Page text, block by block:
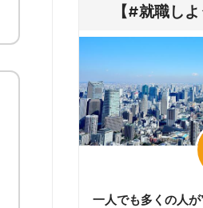
【#就職し
一人でも多くの人